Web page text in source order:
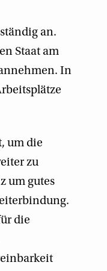
an.
Staat am
In
um die
zu
um gutes
die